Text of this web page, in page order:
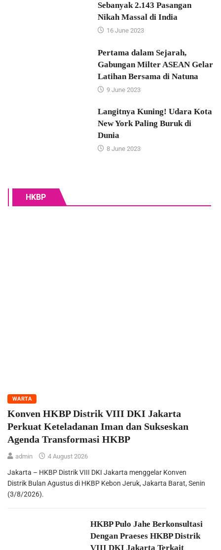
Sebanyak 2.143 Pasangan
Nikah Massal di India
16 June 2023
Pertama dalam Sejarah,
Gabungan Milter ASEAN Gelar
Latihan Bersama di Natuna
9 June 2023
Langitnya Kuning! Udara Kota
New York Paling Buruk di
Dunia
8 June 2023
HKBP
WARTA
Konven HKBP Distrik VIII DKI Jakarta
Perkuat Keteladanan Iman dan Sukseskan
Agenda Transformasi HKBP
admin 4 August 2026
Jakarta – HKBP Distrik VIII DKI Jakarta menggelar Konven
Distrik Bulan Agustus di HKBP Kebon Jeruk, Jakarta Barat, Senin
(3/8/2026).
HKBP Pulo Jahe Berkonsultasi
Dengan Praeses HKBP Distrik
VIII DKI Jakarta Terkait